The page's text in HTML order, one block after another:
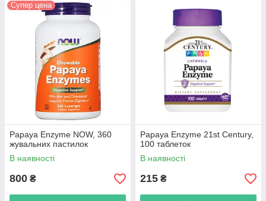
Супер цена
Papaya Enzyme NOW, 360
жувальних пастилок
В наявності
800 ₴
Papaya Enzyme 21st Century,
100 таблеток
В наявності
215 ₴